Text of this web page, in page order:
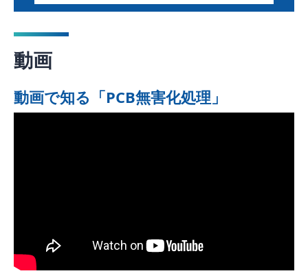
動画
動画で知る「PCB無害化処理」